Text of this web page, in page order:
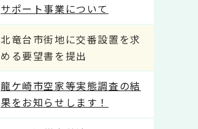
サポート事業について
北竜台市街地に交番設置を求
める要望書を提出
龍ケ崎市空家等実態調査の結
果をお知らせします！